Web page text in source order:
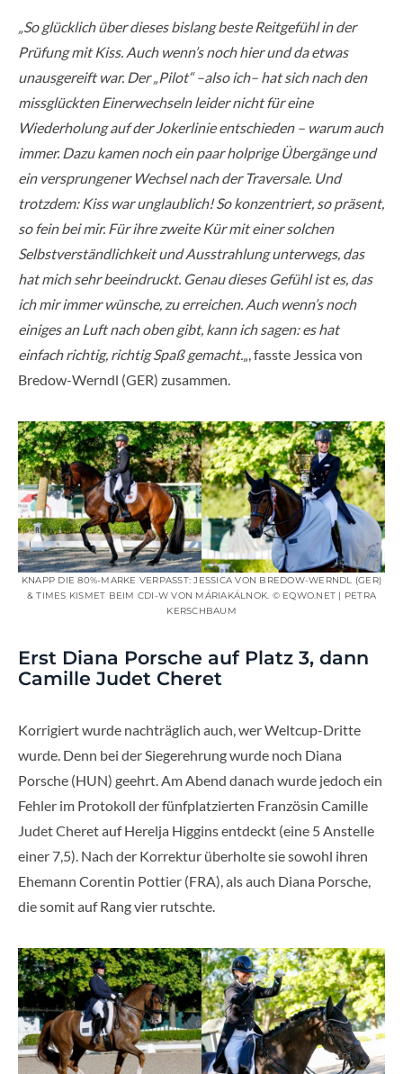
„So glücklich über dieses bislang beste Reitgefühl in der
Prüfung mit Kiss. Auch wenn’s noch hier und da etwas
unausgereift war. Der „Pilot“ –also ich– hat sich nach den
missglückten Einerwechseln leider nicht für eine
Wiederholung auf der Jokerlinie entschieden – warum auch
immer. Dazu kamen noch ein paar holprige Übergänge und
ein versprungener Wechsel nach der Traversale. Und
trotzdem: Kiss war unglaublich! So konzentriert, so präsent,
so fein bei mir. Für ihre zweite Kür mit einer solchen
Selbstverständlichkeit und Ausstrahlung unterwegs, das
hat mich sehr beeindruckt. Genau dieses Gefühl ist es, das
ich mir immer wünsche, zu erreichen. Auch wenn’s noch
einiges an Luft nach oben gibt, kann ich sagen: es hat
einfach richtig, richtig Spaß gemacht. „, fasste Jessica von
Bredow-Werndl (GER) zusammen.
KNAPP DIE 80%-MARKE VERPASST: JESSICA VON BREDOW-WERNDL (GER)
& TIMES KISMET BEIM CDI-W VON MÁRIAKÁLNOK. © EQWO.NET | PETRA
KERSCHBAUM
Erst Diana Porsche auf Platz 3, dann
Camille Judet Cheret
Korrigiert wurde nachträglich auch, wer Weltcup-Dritte
wurde. Denn bei der Siegerehrung wurde noch Diana
Porsche (HUN) geehrt. Am Abend danach wurde jedoch ein
Fehler im Protokoll der fünfplatzierten Französin Camille
Judet Cheret auf Herelja Higgins entdeckt (eine 5 Anstelle
einer 7,5). Nach der Korrektur überholte sie sowohl ihren
Ehemann Corentin Pottier (FRA), als auch Diana Porsche,
die somit auf Rang vier rutschte.